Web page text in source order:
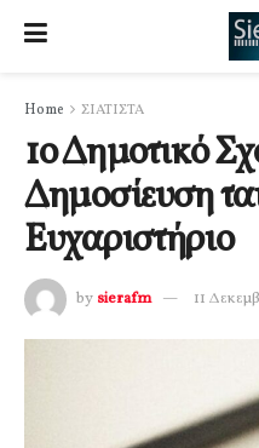
Home ΣΙΑΤΙΣΤΑ
1ο Δημοτικό
Δημοσίευση
Ευχαριστήριο
by sierafm 11